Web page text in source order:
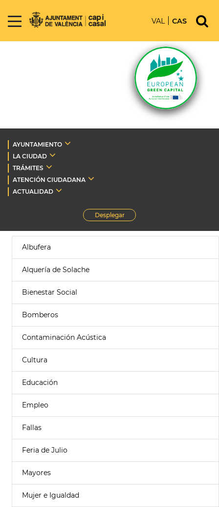
VAL CAS
AYUNTAMIENTO
LA CIUDAD
TRÁMITES
ATENCIÓN CIUDADANA
ACTUALIDAD
Desplegar
Albufera
Alquería de Solache
Bienestar Social
Bomberos
Contaminación Acústica
Cultura
Educación
Empleo
Fallas
Feria de Julio
Mayores
Mujer e Igualdad